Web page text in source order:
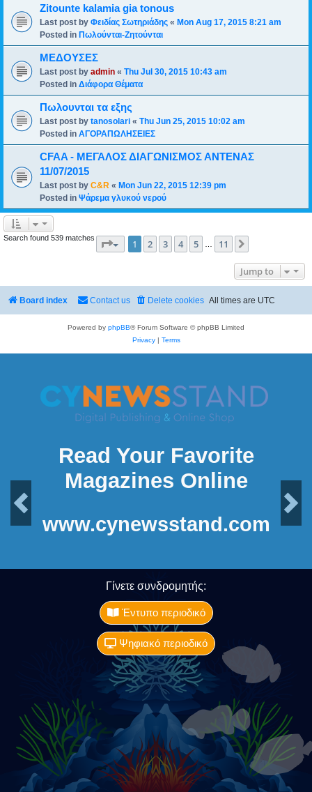
Zitounte kalamia gia tonous
Last post by Φειδίας Σωτηριάδης « Mon Aug 17, 2015 8:21 am
Posted in Πωλούνται-Ζητούνται
ΜΕΔΟΥΣΕΣ
Last post by admin « Thu Jul 30, 2015 10:43 am
Posted in Διάφορα Θέματα
Πωλουνται τα εξης
Last post by tanosolari « Thu Jun 25, 2015 10:02 am
Posted in ΑΓΟΡΑΠΩΛΗΣΕΙΕΣ
CFAA - ΜΕΓΑΛΟΣ ΔΙΑΓΩΝΙΣΜΟΣ ΑΝΤΕΝΑΣ
11/07/2015
Last post by C&R « Mon Jun 22, 2015 12:39 pm
Posted in Ψάρεμα γλυκού νερού
Search found 539 matches Page of 11
1 2 3 4 5 11
Jump to
Board index All times are UTC
Delete cookies
Contact us
Powered by phpBB® Forum Software © phpBB Limited
Privacy| Terms
Read Your Favorite
Magazines Online
Next
www.cynewsstand.com
Γίνετε συνδρομητής:
Έντυπο περιοδικό
Ψηφιακό περιοδικό